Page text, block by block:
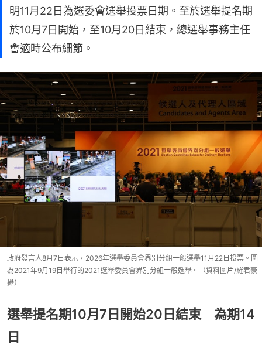
明11月22日為選委會選舉投票日期。至於選舉提名期
於10月7日開始，至10月20日結束，總選舉事務主任
會適時公布細節。
政府發言人8月7日表示，2026年選舉委員會界別分組一般選舉11月22日投票。圖
為2021年9月19日舉行的2021選舉委員會界別分組一般選舉。（資料圖片/羅君豪
攝）
選舉提名期10月7日開始20日結束 為期14
日